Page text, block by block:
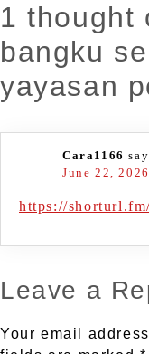
1 thought
bangku
yayasan
Cara1166
June 22,
https://
Leave a
Your email